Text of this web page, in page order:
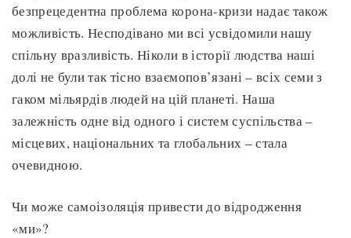
безпрецедентна проблема корона-кризи надає також
можливість. Несподівано ми всі усвідомили нашу
спільну вразливість. Ніколи в історії людства наші
долі не були так тісно взаємопов’язані – всіх семи з
гаком мільярдів людей на цій планеті. Наша
залежність одне від одного і систем суспільства –
місцевих, національних та глобальних – стала
очевидною.
Чи може самоізоляція привести до відродження
«ми»?